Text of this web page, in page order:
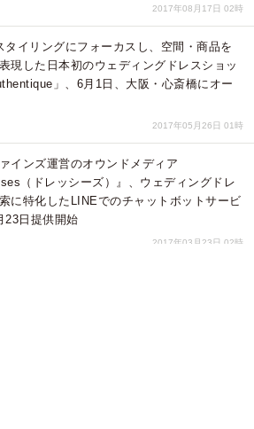
2017年08月17日 02時
タイリングにフォーカスし、空間・商品を
現した日本初のウェディングドレスショッ
」、6月1日、大阪・心斎橋にオー
2017年05月26日 01時
インズ運営のオウンドメディア
（ドレッシーズ）』、ウェディングドレ
に特化したLINEでのチャットボットサービ
23日提供開始
2017年03月23日 02時